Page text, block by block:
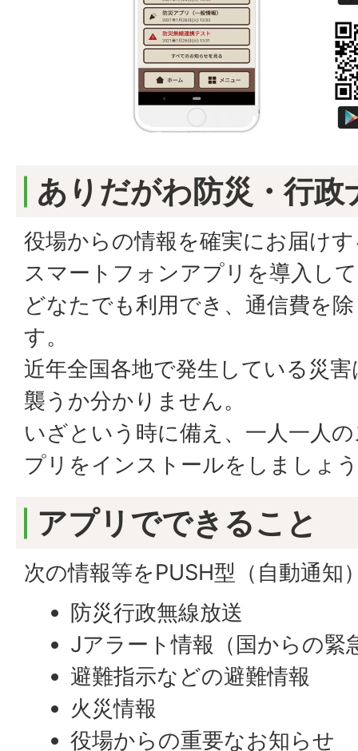
ありだがわ防災・行政
役場からの情報を確実にお届け
スマートフォンアプリを導入し
どなたでも利用でき、通信費を
す。
近年全国各地で発生している災
襲うか分かりません。
いざという時に備え、一人一人
プリをインストールをしましょ
アプリでできること
次の情報等をPUSH型（自動通知
防災行政無線放送
Jアラート情報（国からの緊
避難指示などの避難情報
火災情報
役場からの重要なお知らせ